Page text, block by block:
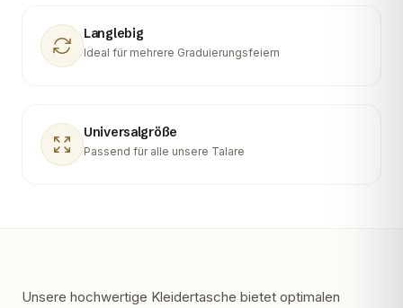
Langlebig
Ideal für mehrere Graduierungsfeiern
Universalgröße
Passend für alle unsere Talare
Unsere hochwertige Kleidertasche bietet optimalen